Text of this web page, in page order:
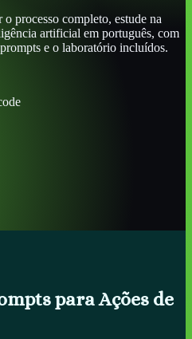
processo completo, estude na
artificial em português, com
e o laboratório incluídos.
para Ações de